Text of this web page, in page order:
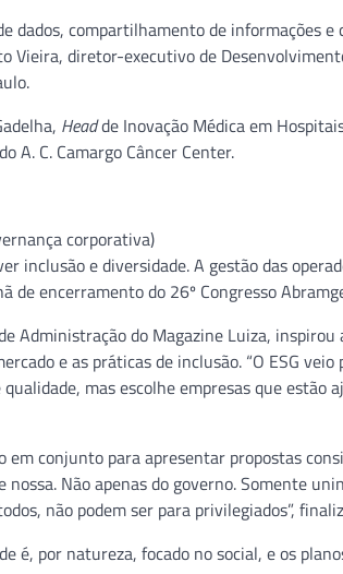
dados, compartilhamento de informações e
Vieira, diretor-executivo de
Headde Inovação Médica em
A. C. Camargo Câncer Center.
corporativa)
inclusão e diversidade. A gestão das
encerramento do 26º Congresso
Administração do Magazine Luiza,
e as práticas de inclusão. “O ESG
mas escolhe empresas que estão
conjunto para apresentar propostas
Não apenas do governo. Somente
não podem ser para privilegiados”,
é, por natureza, focado no social, e os